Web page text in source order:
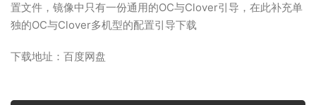
置文件，镜像中只有一份通用的OC与Clover引导，在此补充单
独的OC与Clover多机型的配置引导下载
下载地址：百度网盘